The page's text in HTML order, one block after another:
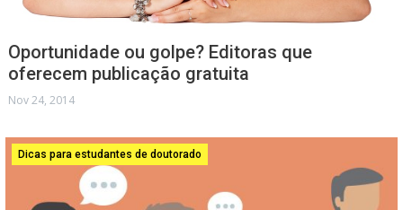
Oportunidade ou golpe? Editoras que
oferecem publicação gratuita
Nov 24, 2014
Dicas para estudantes de doutorado